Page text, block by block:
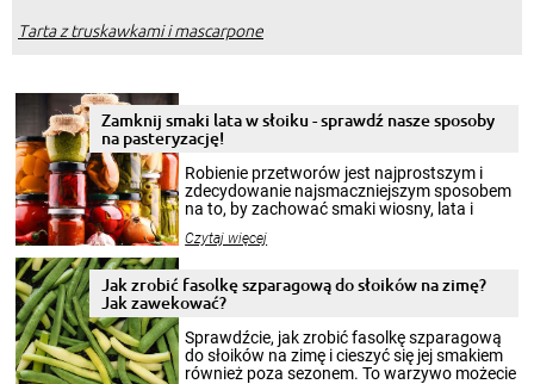
Tarta z truskawkami i mascarpone
Zamknij smaki lata w słoiku - sprawdź nasze sposoby
na pasteryzację!
Robienie przetworów jest najprostszym i
zdecydowanie najsmaczniejszym sposobem
na to, by zachować smaki wiosny, lata i
krajobrazów, by cieszyć nimi oko w sezonie
pełni poczuć atmosferę cieplejszych
miesięcy. Przygotowanie słoików ze
smakowitą zawartością musi obejmować
patenty, które pozwolą zachować świeżość
przetworów.
Czytaj więcej
Jak zrobić fasolkę szparagową do słoików na zimę?
Jak zawekować?
Sprawdźcie, jak zrobić fasolkę szparagową
do słoików na zimę i cieszyć się jej smakiem
również poza sezonem. To warzywo możecie